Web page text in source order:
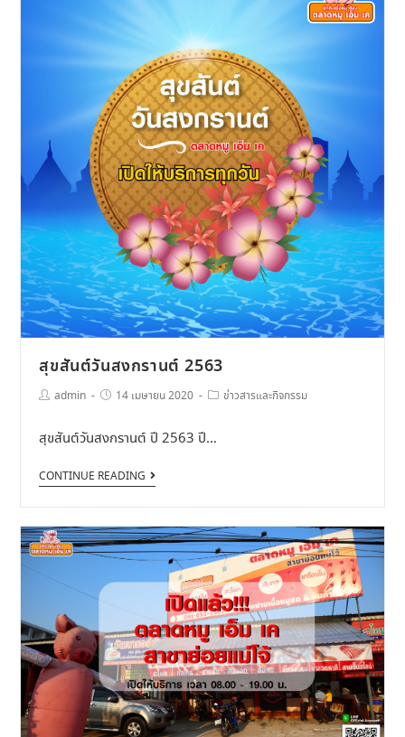
สุขสันต์วันสงกรานต์ 2563
admin 14 เมษายน 2020 ข่าวสารและกิจกรรม
สุขสันต์วันสงกรานต์ ปี 2563 ปี…
CONTINUE READING